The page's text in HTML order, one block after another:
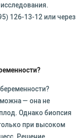
126-13-12 или через
— она не
Однако биопсия
при высоком